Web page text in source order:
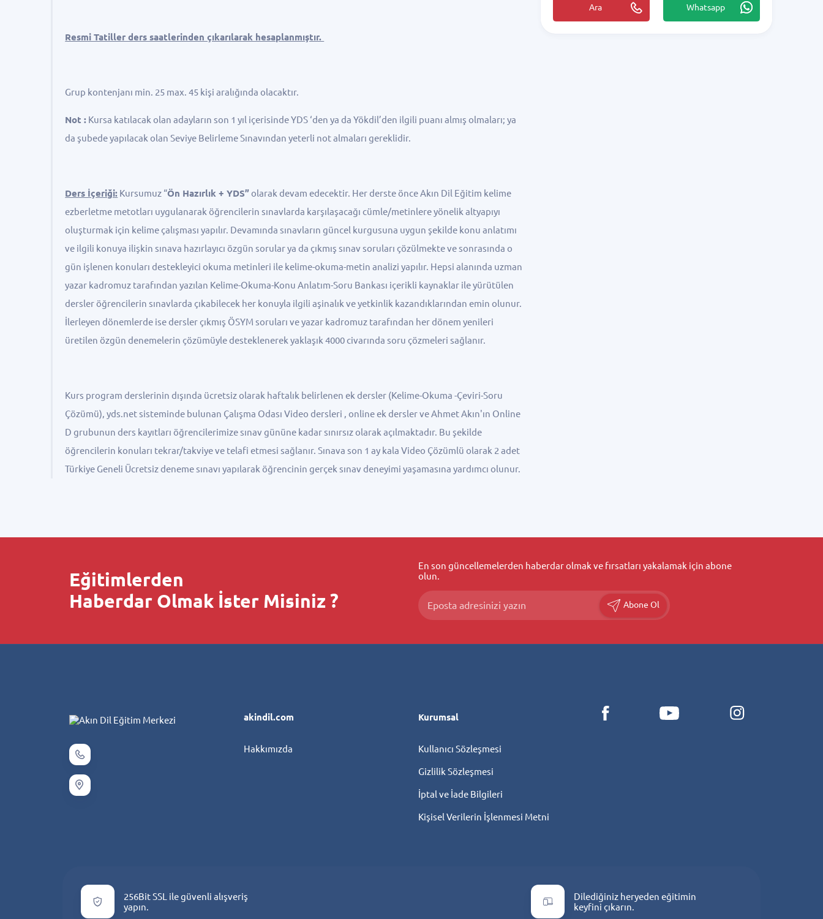
Resmi Tatiller ders saatlerinden çıkarılarak hesaplanmıştır.
Grup kontenjanı min. 25 max. 45 kişi aralığında olacaktır.
Not : Kursa katılacak olan adayların son 1 yıl içerisinde YDS ‘den ya da Yökdil’den ilgili puanı almış olmaları; ya
da şubede yapılacak olan Seviye Belirleme Sınavından yeterli not almaları gereklidir.
Ders İçeriği: Kursumuz “Ön Hazırlık + YDS” olarak devam edecektir. Her derste önce Akın Dil Eğitim kelime
ezberletme metotları uygulanarak öğrencilerin sınavlarda karşılaşacağı cümle/metinlere yönelik altyapıyı
oluşturmak için kelime çalışması yapılır. Devamında sınavların güncel kurgusuna uygun şekilde konu anlatımı
ve ilgili konuya ilişkin sınava hazırlayıcı özgün sorular ya da çıkmış sınav soruları çözülmekte ve sonrasında o
gün işlenen konuları destekleyici okuma metinleri ile kelime-okuma-metin analizi yapılır. Hepsi alanında uzman
yazar kadromuz tarafından yazılan Kelime-Okuma-Konu Anlatım-Soru Bankası içerikli kaynaklar ile yürütülen
dersler öğrencilerin sınavlarda çıkabilecek her konuyla ilgili aşinalık ve yetkinlik kazandıklarından emin olunur.
İlerleyen dönemlerde ise dersler çıkmış ÖSYM soruları ve yazar kadromuz tarafından her dönem yenileri
üretilen özgün denemelerin çözümüyle desteklenerek yaklaşık 4000 civarında soru çözmeleri sağlanır.
Kurs program derslerinin dışında ücretsiz olarak haftalık belirlenen ek dersler (Kelime-Okuma -Çeviri-Soru
Çözümü), yds.net sisteminde bulunan Çalışma Odası Video dersleri , online ek dersler ve Ahmet Akın'ın Online
D grubunun ders kayıtları öğrencilerimize sınav gününe kadar sınırsız olarak açılmaktadır. Bu şekilde
öğrencilerin konuları tekrar/takviye ve telafi etmesi sağlanır. Sınava son 1 ay kala Video Çözümlü olarak 2 adet
Türkiye Geneli Ücretsiz deneme sınavı yapılarak öğrencinin gerçek sınav deneyimi yaşamasına yardımcı olunur.
Ara Whatsapp
Eğitimlerden
Haberdar Olmak İster Misiniz ?
En son güncellemelerden haberdar olmak ve fırsatları yakalamak için abone
olun.
Abone Ol
akindil.com
Hakkımızda
Kurumsal
Kullanıcı Sözleşmesi
Gizlilik Sözleşmesi
İptal ve İade Bilgileri
Kişisel Verilerin İşlenmesi Metni
256Bit SSL ile güvenli alışveriş
yapın.
Dilediğiniz heryeden eğitimin
keyfini çıkarın.